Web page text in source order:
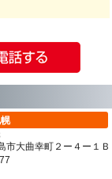
市大曲幸町２ー４ー１Ｂ